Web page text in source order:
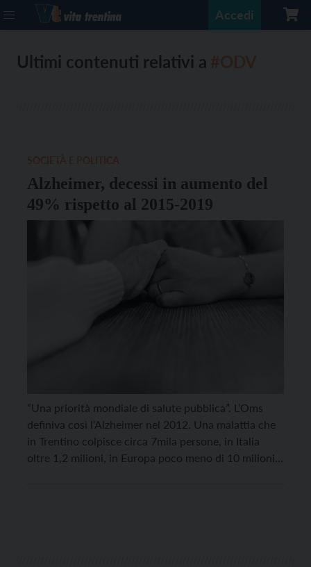
Accedi
Ultimi contenuti relativi a
Alzheimer, decessi in aumento del
49% rispetto al 2015-2019
“Una priorità mondiale di salute pubblica”. L’Oms
definiva così l’Alzheimer nel 2012. Una malattia che
in Trentino colpisce circa 7mila persone, in Italia
oltre 1,2 milioni, in Europa poco meno di 10 milioni e